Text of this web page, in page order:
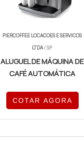
PIERCOFFEE LOCACOES E SERVICOS
LTDA/ SP
ALUGUEL DE MÁQUINA DE
CAFÉ AUTOMÁTICA
COTAR AGORA